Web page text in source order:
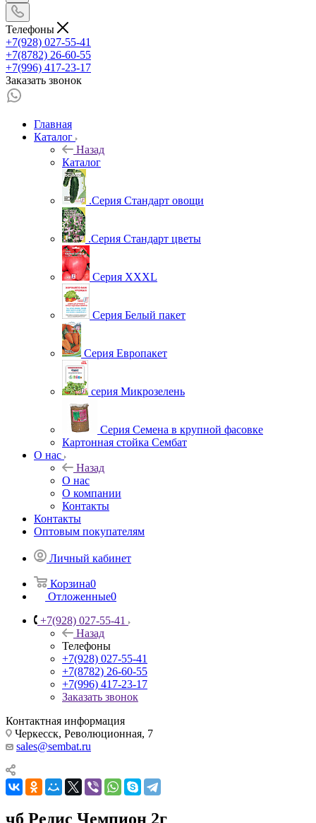
Телефоны
+7(928) 027-55-41
+7(8782) 26-60-55
+7(996) 417-23-17
Заказать звонок
Главная
Каталог
Назад
Каталог
.Серия Стандарт овощи
.Серия Стандарт цветы
Серия XXXL
Серия Белый пакет
Серия Европакет
серия Микрозелень
Серия Семена в крупной фасовке
Картонная стойка Сембат
О нас
Назад
О нас
О компании
Контакты
Контакты
Оптовым покупателям
Личный кабинет
Корзина0
Отложенные0
+7(928) 027-55-41
Назад
Телефоны
+7(928) 027-55-41
+7(8782) 26-60-55
+7(996) 417-23-17
Заказать звонок
Контактная информация
Черкесск, Революционная, 7
sales@sembat.ru
чб Редис Чемпион 2г